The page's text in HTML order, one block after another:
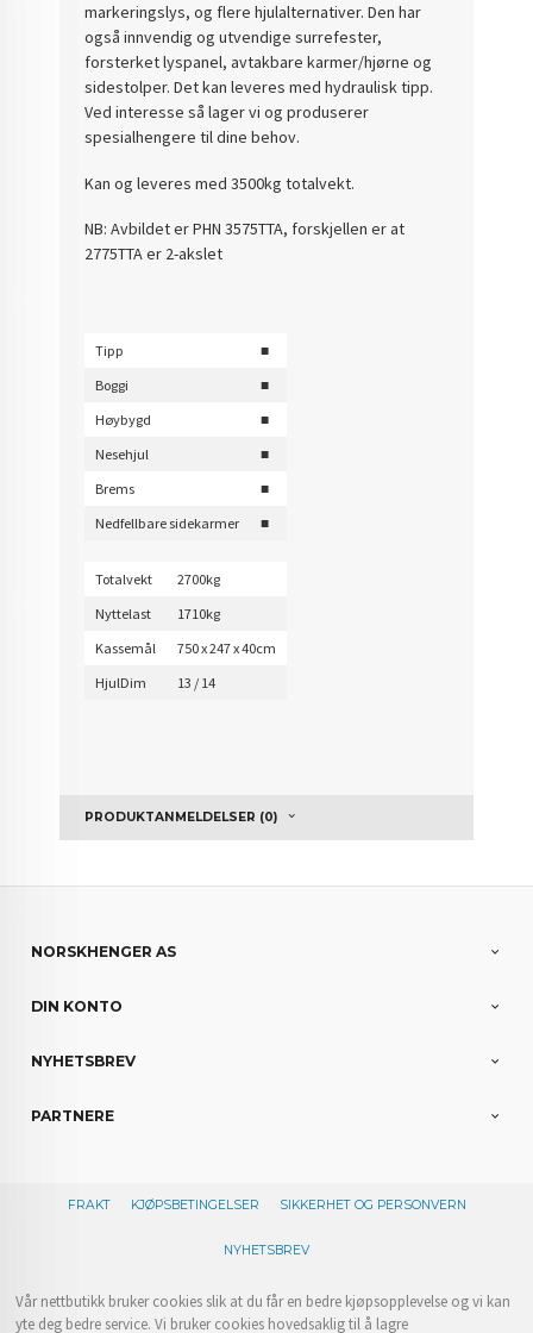
markeringslys, og flere hjulalternativer. Den har
også innvendig og utvendige surrefester,
forsterket lyspanel, avtakbare karmer/hjørne og
sidestolper. Det kan leveres med hydraulisk tipp.
Ved interesse så lager vi og produserer
spesialhengere til dine behov.
Kan og leveres med 3500kg totalvekt.
NB: Avbildet er PHN 3575TTA, forskjellen er at
2775TTA er 2-akslet
Tipp
■
Boggi
■
Høybygd
■
Nesehjul
■
Brems
■
Nedfellbare sidekarmer
■
Totalvekt
2700kg
Nyttelast
1710kg
Kassemål
750 x 247 x 40cm
HjulDim
13 / 14
PRODUKTANMELDELSER (0)
NORSKHENGER AS
DIN KONTO
NYHETSBREV
PARTNERE
FRAKT KJØPSBETINGELSER SIKKERHET OG PERSONVERN
NYHETSBREV
Vår nettbutikk bruker cookies slik at du får en bedre kjøpsopplevelse og vi kan
yte deg bedre service. Vi bruker cookies hovedsaklig til å lagre